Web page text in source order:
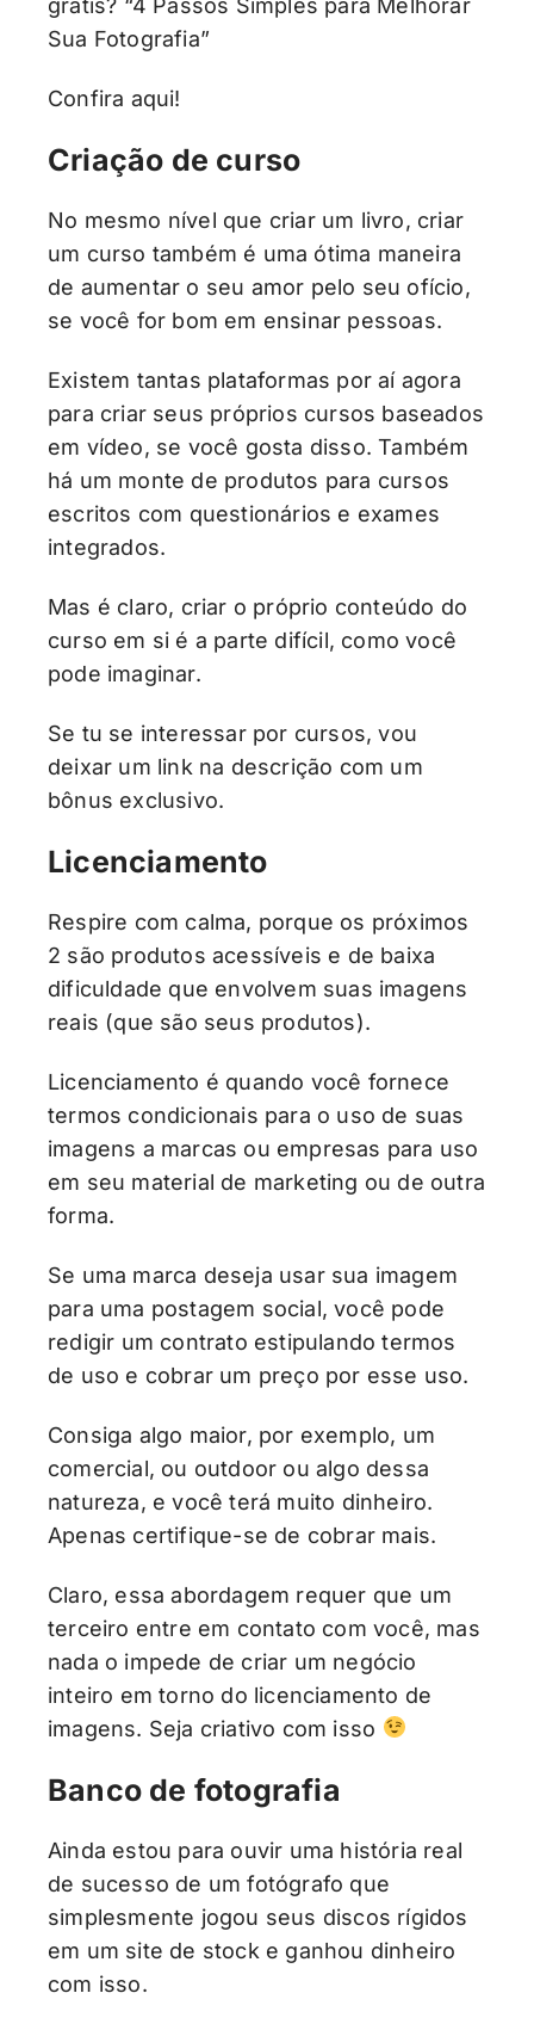
Sua Fotografia”
Confira aqui!
Criação de curso
No mesmo nível que criar um livro, criar
um curso também é uma ótima maneira
de aumentar o seu amor pelo seu ofício,
se você for bom em ensinar pessoas.
Existem tantas plataformas por aí agora
para criar seus próprios cursos baseados
em vídeo, se você gosta disso. Também
há um monte de produtos para cursos
escritos com questionários e exames
integrados.
Mas é claro, criar o próprio conteúdo do
curso em si é a parte difícil, como você
pode imaginar.
Se tu se interessar por cursos, vou
deixar um link na descrição com um
bônus exclusivo.
Licenciamento
Respire com calma, porque os próximos
2 são produtos acessíveis e de baixa
dificuldade que envolvem suas imagens
reais (que são seus produtos).
Licenciamento é quando você fornece
termos condicionais para o uso de suas
imagens a marcas ou empresas para uso
em seu material de marketing ou de outra
forma.
Se uma marca deseja usar sua imagem
para uma postagem social, você pode
redigir um contrato estipulando termos
de uso e cobrar um preço por esse uso.
Consiga algo maior, por exemplo, um
comercial, ou outdoor ou algo dessa
natureza, e você terá muito dinheiro.
Apenas certifique-se de cobrar mais.
Claro, essa abordagem requer que um
terceiro entre em contato com você, mas
nada o impede de criar um negócio
inteiro em torno do licenciamento de
imagens. Seja criativo com isso
Banco de fotografia
Ainda estou para ouvir uma história real
de sucesso de um fotógrafo que
simplesmente jogou seus discos rígidos
em um site de stock e ganhou dinheiro
com isso.